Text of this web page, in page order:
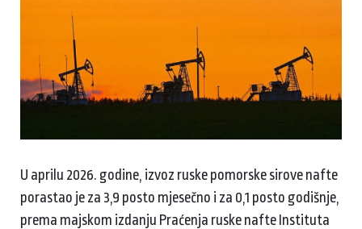
U aprilu 2026. godine, izvoz ruske pomorske sirove nafte
porastao je za 3,9 posto mjesečno i za 0,1 posto godišnje,
prema majskom izdanju Praćenja ruske nafte Instituta